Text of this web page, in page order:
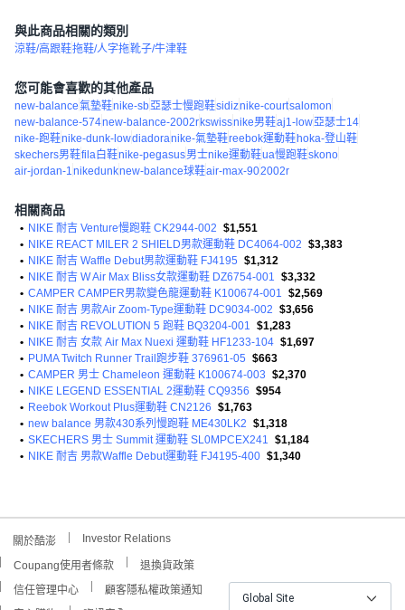
與此商品相關的類別
涼鞋/高跟鞋拖鞋/人字拖靴子/牛津鞋
您可能會喜歡的其他產品
new-balance氣墊鞋nike-sb亞瑟士慢跑鞋sidiznike-courtsalomon
new-balance-574new-balance-2002r kswissnike男鞋aj1-low亞瑟士14
nike-跑鞋nike-dunk-lowdiadoranike-氣墊鞋reebok運動鞋 hoka-登山鞋
skechers男鞋fila白鞋nike-pegasus男士nike運動鞋ua慢跑鞋skono
air-jordan-1nikedunknew-balance球鞋air-max-902002r
相關商品
• NIKE 耐吉 Venture慢跑鞋 CK2944-002 $1,551
• NIKE REACT MILER 2 SHIELD男款運動鞋 DC4064-002 $3,383
• NIKE 耐吉 Waffle Debut男款運動鞋 FJ4195 $1,312
• NIKE 耐吉 W Air Max Bliss女款運動鞋 DZ6754-001 $3,332
• CAMPER CAMPER男款變色龍運動鞋 K100674-001 $2,569
• NIKE 耐吉 男款Air Zoom-Type運動鞋 DC9034-002 $3,656
• NIKE 耐吉 REVOLUTION 5 跑鞋 BQ3204-001 $1,283
• NIKE 耐吉 女款 Air Max Nuexi 運動鞋 HF1233-104 $1,697
• PUMA Twitch Runner Trail跑步鞋 376961-05 $663
• CAMPER 男士 Chameleon 運動鞋 K100674-003 $2,370
• NIKE LEGEND ESSENTIAL 2運動鞋 CQ9356 $954
• Reebok Workout Plus運動鞋 CN2126 $1,763
• new balance 男款430系列慢跑鞋 ME430LK2 $1,318
• SKECHERS 男士 Summit 運動鞋 SL0MPCEX241 $1,184
• NIKE 耐吉 男款Waffle Debut運動鞋 FJ4195-400 $1,340
關於酷澎 Investor Relations
Coupang使用者條款
退換貨政策
信任管理中心
顧客隱私權政策通知
Global Site